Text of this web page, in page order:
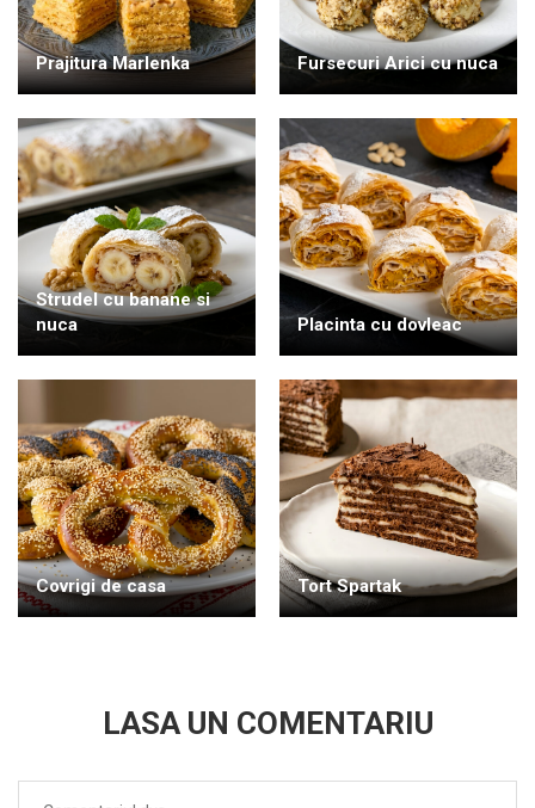
Prajitura Marlenka Fursecuri Arici cu nuca
Strudel cu banane si
nuca
Placinta cu dovleac
Covrigi de casa Tort Spartak
LASA UN COMENTARIU